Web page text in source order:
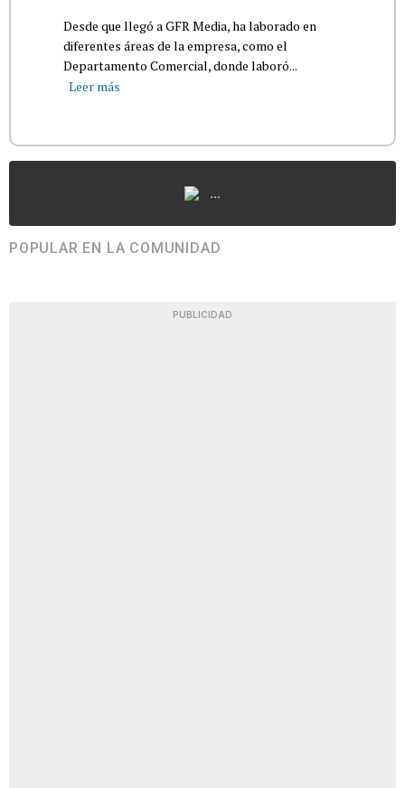
Desde que llegó a GFR Media, ha laborado en
diferentes áreas de la empresa, como el
Departamento Comercial, donde laboró...
Leer más
...
POPULAR EN LA COMUNIDAD
PUBLICIDAD